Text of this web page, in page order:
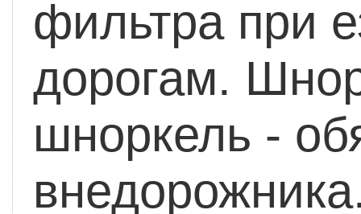
фильтра при
дорогам.
шноркель -